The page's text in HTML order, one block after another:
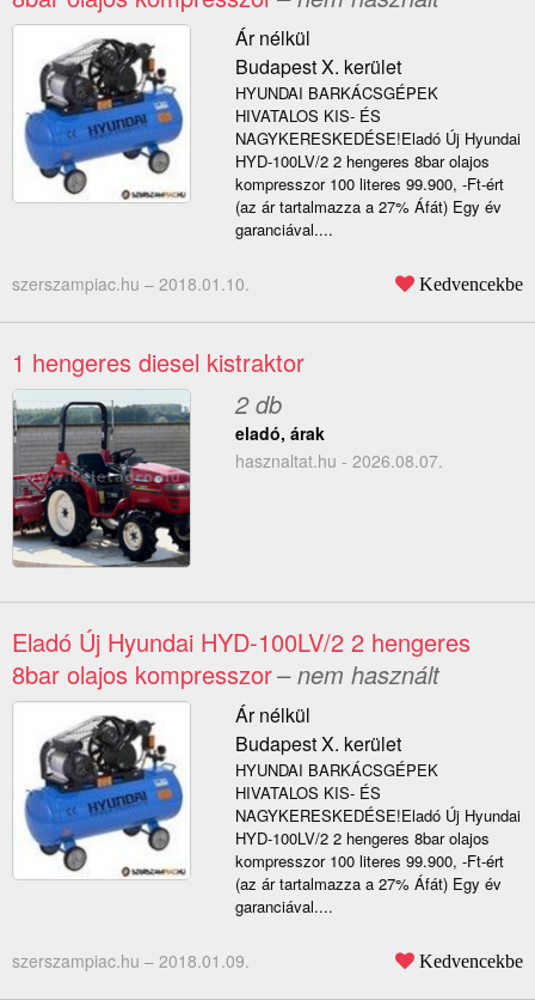
Ár nélkül
Budapest X. kerület
HYUNDAI BARKÁCSGÉPEK
HIVATALOS KIS- ÉS
NAGYKERESKEDÉSE!Eladó Új Hyundai
HYD-100LV/2 2 hengeres 8bar olajos
kompresszor 100 literes 99.900, -Ft-ért
(az ár tartalmazza a 27% Áfát) Egy év
garanciával....
szerszampiac.hu – 2018.01.10. Kedvencekbe
1 hengeres diesel kistraktor
2 db
eladó, árak
hasznaltat.hu - 2026.08.07.
Eladó Új Hyundai HYD-100LV/2 2 hengeres
8bar olajos kompresszor– nem használt
Ár nélkül
Budapest X. kerület
HYUNDAI BARKÁCSGÉPEK
HIVATALOS KIS- ÉS
NAGYKERESKEDÉSE!Eladó Új Hyundai
HYD-100LV/2 2 hengeres 8bar olajos
kompresszor 100 literes 99.900, -Ft-ért
(az ár tartalmazza a 27% Áfát) Egy év
garanciával....
szerszampiac.hu – 2018.01.09. Kedvencekbe